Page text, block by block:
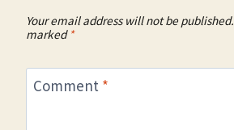
Your email address will not be published.
marked *
Comment *